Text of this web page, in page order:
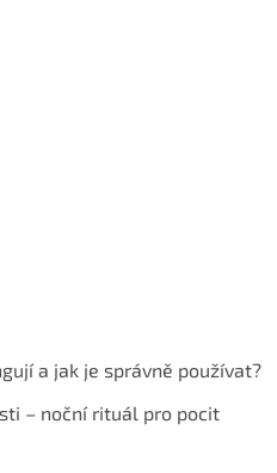
a jak je správně používat?
– noční rituál pro pocit